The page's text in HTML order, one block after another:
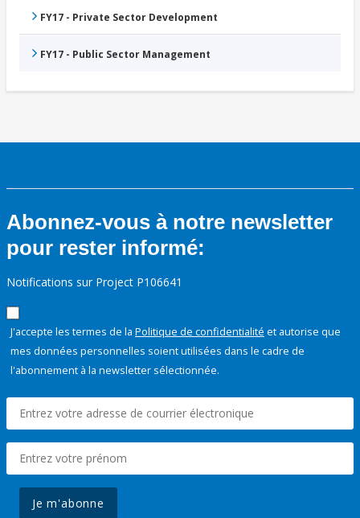
FY17 - Private Sector Development
FY17 - Public Sector Management
Abonnez-vous à notre newsletter
pour rester informé:
Notifications sur Project P106641
J'accepte les termes de la Politique de confidentialité et autorise que
mes données personnelles soient utilisées dans le cadre de
l'abonnement à la newsletter sélectionnée.
Je m'abonne